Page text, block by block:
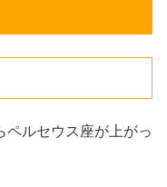
ペルセウス座が上がっ